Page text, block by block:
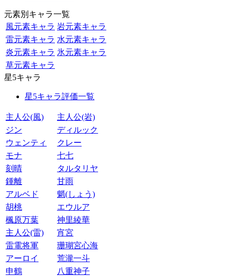
元素別キャラ一覧
風元素キャラ 岩元素キャラ
雷元素キャラ 水元素キャラ
炎元素キャラ 氷元素キャラ
草元素キャラ
星5キャラ
星5キャラ評価一覧
主人公(風)
主人公(岩)
ジン
ディルック
ウェンティ
クレー
モナ
七七
刻晴
タルタリヤ
鍾離
甘雨
アルベド
魈(しょう)
胡桃
エウルア
楓原万葉
神里綾華
主人公(雷)
宵宮
雷電将軍
珊瑚宮心海
アーロイ
荒瀧一斗
申鶴
八重神子